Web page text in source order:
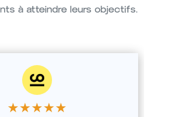
à atteindre leurs objectifs.
★★★★★